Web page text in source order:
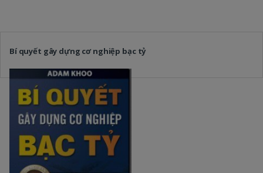
Bí quyết gây dựng cơ nghiệp bạc tỷ